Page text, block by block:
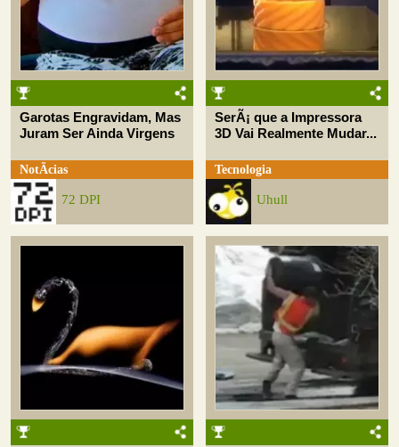
Garotas Engravidam, Mas
Juram Ser Ainda Virgens
NotÃ­cias
72 DPI
SerÃ¡ que a Impressora
3D Vai Realmente Mudar...
Tecnologia
Uhull